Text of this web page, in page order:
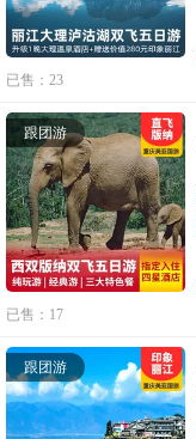
已售：23
跟团游
已售：17
跟团游